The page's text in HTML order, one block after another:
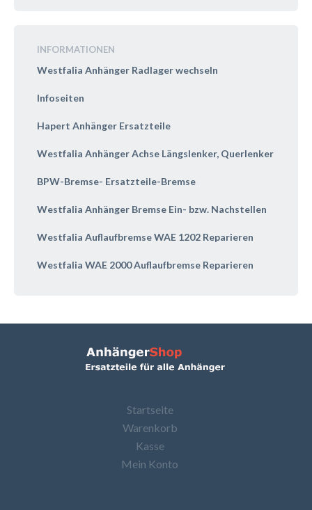
INFORMATIONEN
Westfalia Anhänger Radlager wechseln
Infoseiten
Hapert Anhänger Ersatzteile
Westfalia Anhänger Achse Längslenker, Querlenker
BPW-Bremse- Ersatzteile-Bremse
Westfalia Anhänger Bremse Ein- bzw. Nachstellen
Westfalia Auflaufbremse WAE 1202 Reparieren
Westfalia WAE 2000 Auflaufbremse Reparieren
Startseite
Warenkorb
Kasse
Mein Konto